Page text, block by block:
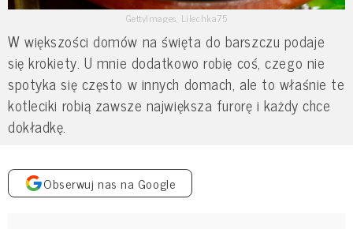
GettyImages, Lilechka75
W większości domów na święta do barszczu podaje
się krokiety. U mnie dodatkowo robię coś, czego nie
spotyka się często w innych domach, ale to właśnie te
kotleciki robią zawsze największa furorę i każdy chce
dokładkę.
Obserwuj nas na Google